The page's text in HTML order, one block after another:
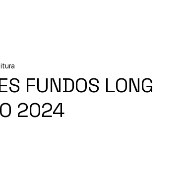
FUNDOS LONG
2024